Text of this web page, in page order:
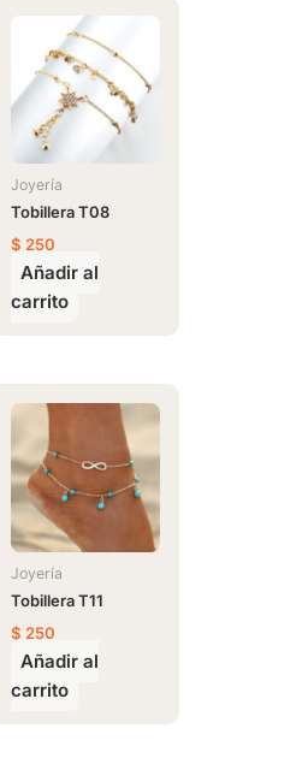
Joyería
Tobillera T08
$ 250
Añadir al
carrito
Joyería
Tobillera T11
$ 250
Añadir al
carrito